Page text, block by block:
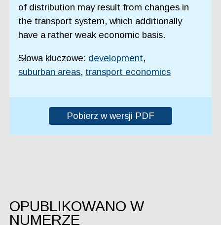
of distribution may result from changes in
the transport system, which additionally
have a rather weak economic basis.
Słowa kluczowe: development,
suburban areas, transport economics
Pobierz w wersji PDF
OPUBLIKOWANO W
NUMERZE